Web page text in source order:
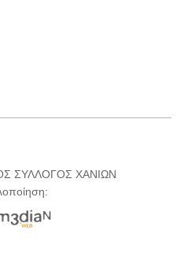
ΣΥΛΛΟΓΟΣ ΧΑΝΙΩΝ